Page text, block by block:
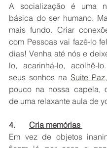
A socialização é uma
básica do ser humano.
mais fundo. Criar
com Pessoas vai fazê-lo
dias! Venha até nós e
lo, acarinhá-lo, acolhê-
seus sonhos na Suite Paz
pouco na nossa capela,
de uma relaxante aula de
4. Cria memórias
Em vez de objetos